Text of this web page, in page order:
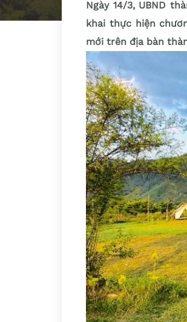
Ngày 14/3, UBND
khai thực hiện
mới trên địa bàn